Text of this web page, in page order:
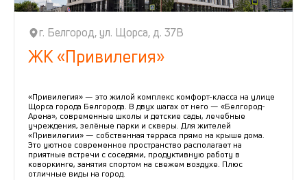
г. Белгород, ул. Щорса, д. 37В
ЖК «Привилегия»
«Привилегия» — это жилой комплекс комфорт-класса на улице
Щорса города Белгорода. В двух шагах от него — «Белгород-
Арена», современные школы и детские сады, лечебные
учреждения, зелёные парки и скверы. Для жителей
«Привилегии» — собственная терраса прямо на крыше дома.
Это уютное современное пространство располагает на
приятные встречи с соседями, продуктивную работу в
коворкинге, занятия спортом на свежем воздухе. Плюс
отличные виды на город.